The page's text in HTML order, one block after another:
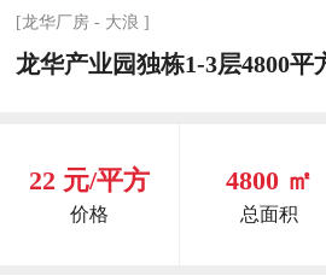
[龙华厂房 - 大浪 ]
龙华产业园独栋1-3层4800平
22 元/平方
价格
4800 ㎡
总面积